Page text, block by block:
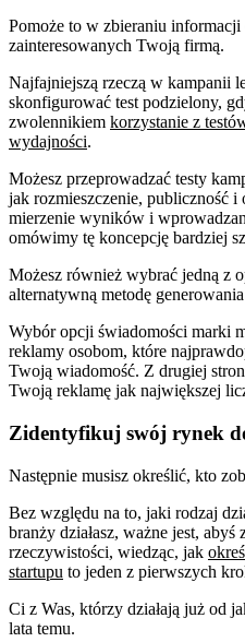
Pomoże to w zbieraniu
zainteresowanych Twoją firmą.
Najfajniejszą rzeczą w kampanii
skonfigurować test podzielony,
zwolennikiem korzystanie z
wydajności.
Możesz przeprowadzać testy
jak rozmieszczenie, publiczność i
mierzenie wyników i
omówimy tę koncepcję bardziej
Możesz również wybrać jedną z
alternatywną metodę
Wybór opcji świadomości marki
reklamy osobom, które
Twoją wiadomość. Z drugiej
Twoją reklamę jak największej
Zidentyfikuj swój rynek
Następnie musisz określić, kto
Bez względu na to, jaki rodzaj
branży działasz, ważne jest,
rzeczywistości, wiedząc, jak
startupu to jeden z pierwszych
Ci z Was, którzy działają już od
lata temu.